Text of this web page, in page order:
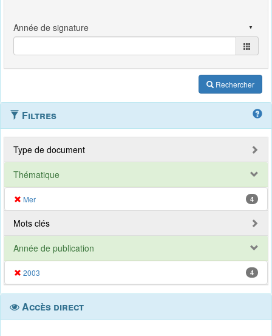
Rechercher
Filtres
Type de document
Thématique
Mer 4
Mots clés
Année de publication
2003 4
Accès direct